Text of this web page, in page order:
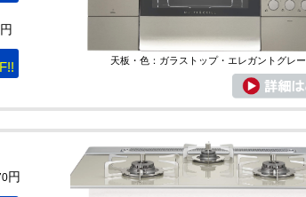
円
天板・色：ガラストップ・エレガントグレー
円